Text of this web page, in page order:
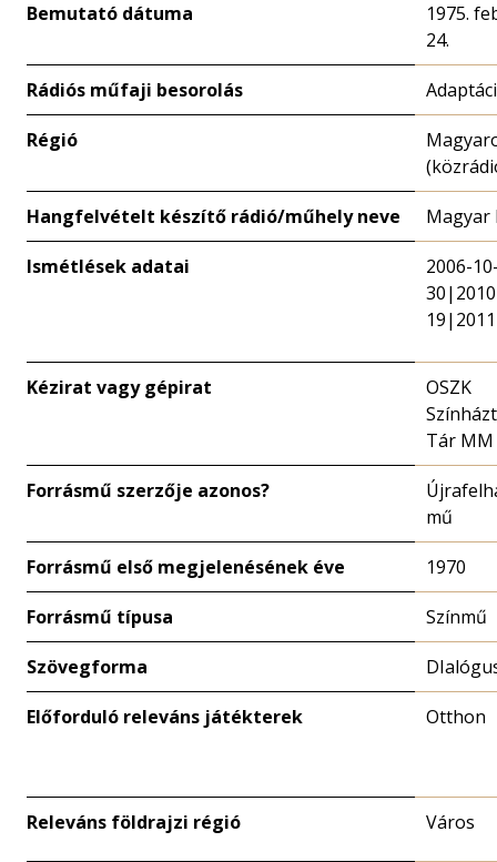
Bemutató dátuma
1975.
24.
Rádiós műfaji besorolás
Régió
Hangfelvételt készítő rádió/műhely neve Magyar
Ismétlések adatai
2006-
Kézirat vagy gépirat
OSZK
Tár MM
Forrásmű szerzője azonos?
mű
Forrásmű első megjelenésének éve 1970
Forrásmű típusa Színmű
Szövegforma
Előforduló releváns játékterek Otthon
Releváns földrajzi régió Város